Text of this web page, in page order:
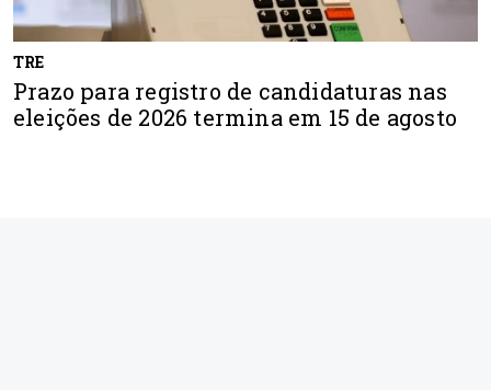
TRE
Prazo para registro de candidaturas nas
eleições de 2026 termina em 15 de agosto